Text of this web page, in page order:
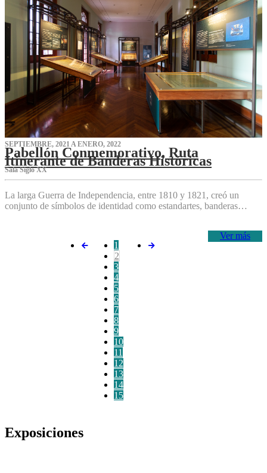
SEPTIEMBRE, 2021 A ENERO, 2022
Pabellón Conmemorativo, Ruta
Itinerante de Banderas Históricas
Sala Siglo XX
La larga Guerra de Independencia, entre 1810 y 1821, creó un
conjunto de símbolos de identidad como estandartes, banderas…
Ver más
1
2
3
4
5
6
7
8
9
10
11
12
13
14
15
Exposiciones